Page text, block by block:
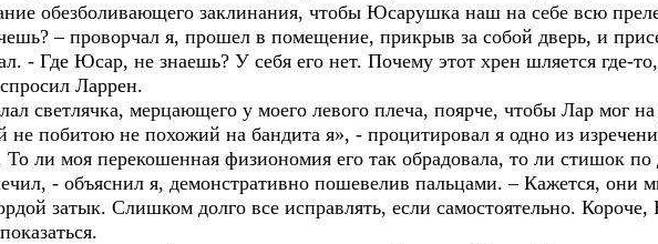
обезболивающего заклинания, чтобы Юсарушка наш на себе всю
– проворчал я, прошел в помещение, прикрыв за собой дверь, и
- Где Юсар, не знаешь? У себя его нет. Почему этот хрен шляется где-
Ларрен.
светлячка, мерцающего у моего левого плеча, поярче, чтобы Лар мог
побитою не похожий на бандита я», - процитировал я одно из
ли моя перекошенная физиономия его так обрадовала, то ли стишок
- объяснил я, демонстративно пошевелив пальцами. – Кажется, они
затык. Слишком долго все исправлять, если самостоятельно.